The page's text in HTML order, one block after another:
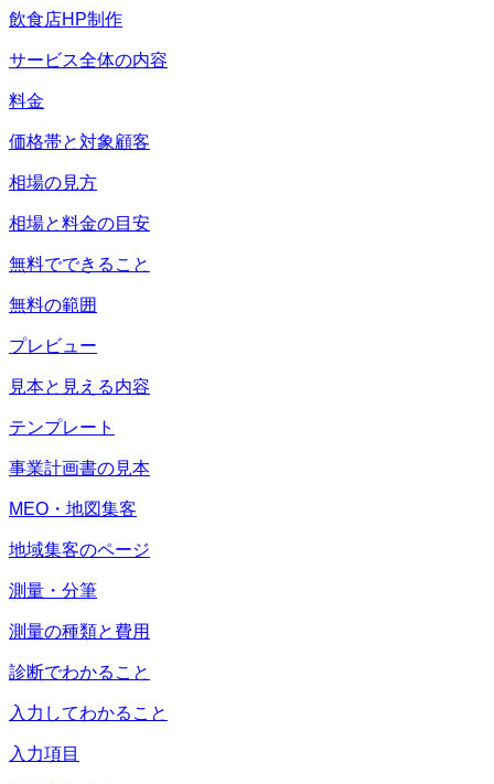
飲食店HP制作
サービス全体の内容
料金
価格帯と対象顧客
相場の見方
相場と料金の目安
無料でできること
無料の範囲
プレビュー
見本と見える内容
テンプレート
事業計画書の見本
MEO・地図集客
地域集客のページ
測量・分筆
測量の種類と費用
診断でわかること
入力してわかること
入力項目